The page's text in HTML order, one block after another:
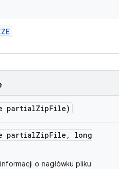
partialZipFile)
partialZipFile ,
long
o nagłówku pliku